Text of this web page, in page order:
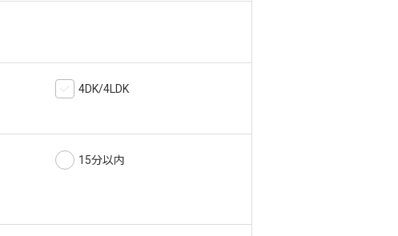
4DK/4LDK
15分以内